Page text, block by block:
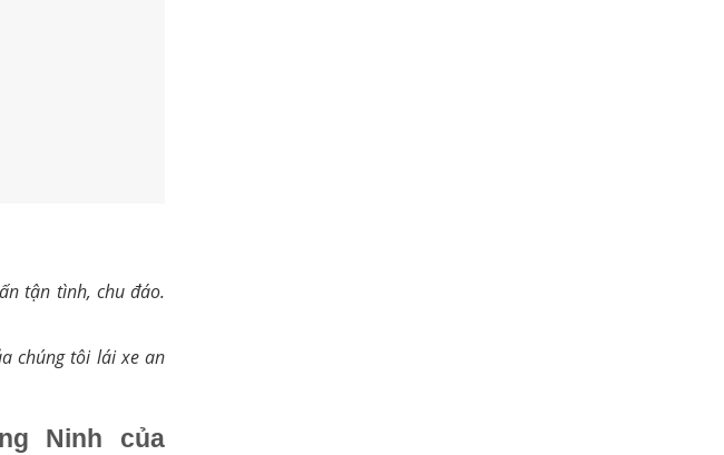
tận tình, chu đáo.
chúng tôi lái xe an
Ninh của